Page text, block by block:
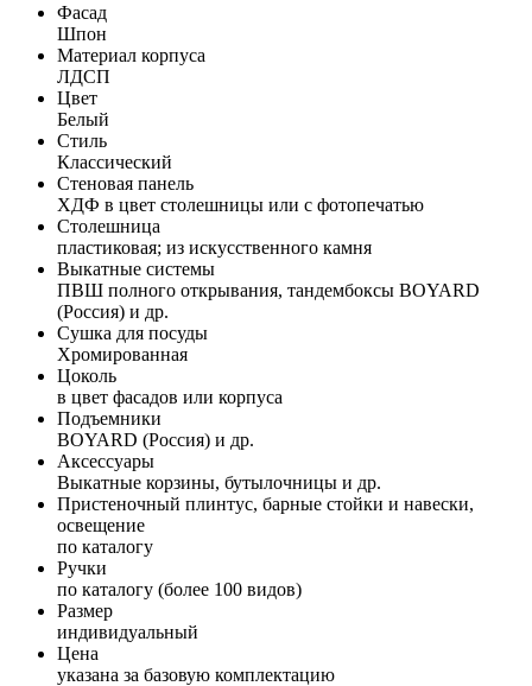
Фасад
Шпон
Материал корпуса
ЛДСП
Цвет
Белый
Стиль
Классический
Стеновая панель
ХДФ в цвет столешницы или с фотопечатью
Столешница
пластиковая; из искусственного камня
Выкатные системы
ПВШ полного открывания, тандембоксы BOYARD
(Россия) и др.
Сушка для посуды
Хромированная
Цоколь
в цвет фасадов или корпуса
Подъемники
BOYARD (Россия) и др.
Аксессуары
Выкатные корзины, бутылочницы и др.
Пристеночный плинтус, барные стойки и навески,
освещение
по каталогу
Ручки
по каталогу (более 100 видов)
Размер
индивидуальный
Цена
указана за базовую комплектацию